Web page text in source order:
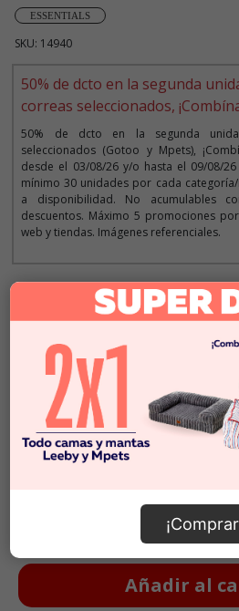
ESSENTIALS
SKU: 14940
50% de dcto en la segunda
correas seleccionados,
50% de dcto en la segunda
seleccionados (Gotoo y Mpets),
desde el 03/08/26 y/o hasta el 09/08/
mínimo 30 unidades por cada
a disponibilidad. No acumulables
descuentos. Máximo 5 promociones
web y tiendas. Imágenes referenciales.
Descripción
Seleccionar Formato
Talla S
Añadir al